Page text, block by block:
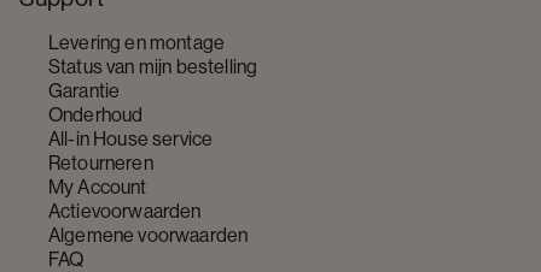
Levering en montage
Status van mijn bestelling
Garantie
Onderhoud
All-in House service
Retourneren
My Account
Actievoorwaarden
Algemene voorwaarden
FAQ